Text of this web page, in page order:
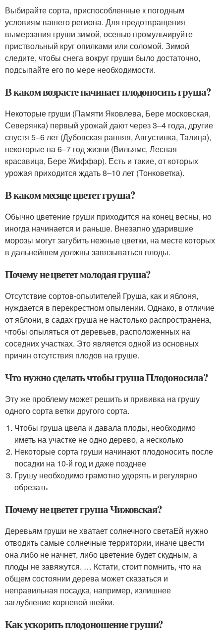
Выбирайте сорта, приспособленные к погодным
условиям вашего региона. Для предотвращения
вымерзания груши зимой, осенью промульчируйте
приствольный круг опилками или соломой. Зимой
следите, чтобы снега вокруг груши было достаточно,
подсыпайте его по мере необходимости.
В каком возрасте начинает плодоносить груша?
Некоторые груши (Памяти Яковлева, Бере московская,
Северянка) первый урожай дают через 3–4 года, другие
спустя 5–6 лет (Дубовская ранняя, Августинка, Талица),
некоторые на 6–7 год жизни (Вильямс, Лесная
красавица, Бере Жиффар). Есть и такие, от которых
урожая приходится ждать 8–10 лет (Тонковетка).
В каком месяце цветет груша?
Обычно цветение груши приходится на конец весны, но
иногда начинается и раньше. Внезапно ударившие
морозы могут загубить нежные цветки, на месте которых
в дальнейшем должны завязываться плоды.
Почему не цветет молодая груша?
Отсутствие сортов-опылителей Груша, как и яблоня,
нуждается в перекрестном опылении. Однако, в отличие
от яблони, в садах груша не настолько распространена,
чтобы опыляться от деревьев, расположенных на
соседних участках. Это является одной из основных
причин отсутствия плодов на груше.
Что нужно сделать чтобы груша Плодоносила?
Эту же проблему может решить и прививка на грушу
одного сорта ветки другого сорта.
Чтобы груша цвела и давала плоды, необходимо
иметь на участке не одно дерево, а несколько
Некоторые сорта груши начинают плодоносить после
посадки на 10-й год и даже позднее
Грушу необходимо грамотно удорять и регулярно
обрезать
Почему не цветет груша Чижовская?
Деревьям груши не хватает солнечного светаЕй нужно
отводить самые солнечные территории, иначе цвести
она либо не начнет, либо цветение будет скудным, а
плоды не завяжутся. … Кстати, стоит помнить, что на
общем состоянии дерева может сказаться и
неправильная посадка, например, излишнее
заглубление корневой шейки.
Как ускорить плодоношение груши?